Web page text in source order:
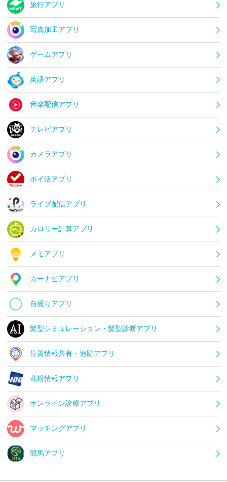
旅行アプリ
写真加工アプリ
ゲームアプリ
英語アプリ
音楽配信アプリ
テレビアプリ
カメラアプリ
ポイ活アプリ
ライブ配信アプリ
カロリー計算アプリ
メモアプリ
カーナビアプリ
自撮りアプリ
髪型シミュレーション・髪型診断アプリ
位置情報共有・追跡アプリ
花粉情報アプリ
オンライン診療アプリ
マッチングアプリ
競馬アプリ